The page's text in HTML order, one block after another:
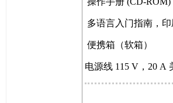
多语言入门指南，印
便携箱（软箱）
电源线 115 V，20 A